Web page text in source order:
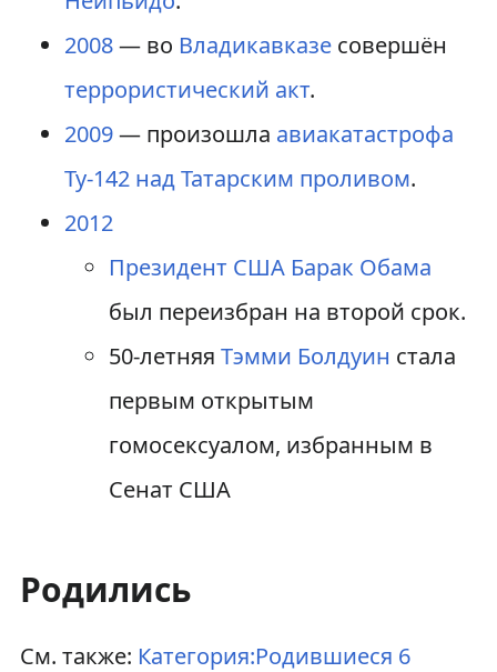
2008— во Владикавказесовершён
террористический акт.
2009— произошла авиакатастрофа
Ту-142 над Татарским проливом.
2012
Президент США Барак Обама
был переизбран на второй срок.
50-летняя Тэмми Болдуин стала
первым открытым
гомосексуалом, избранным в
Сенат США
Родились
См. также: Категория:Родившиеся 6